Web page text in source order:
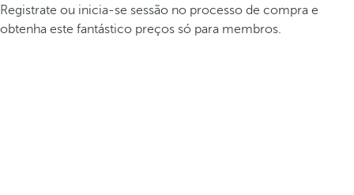
Registrate ou inicia-se sessão no processo de compra e
obtenha este fantástico preços só para membros.